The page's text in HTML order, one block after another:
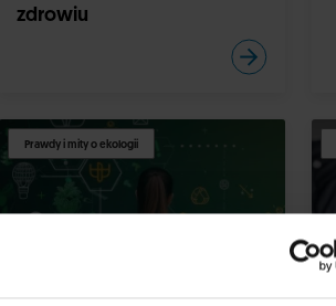
zdrowiu
Prawdy i mity o ekologii